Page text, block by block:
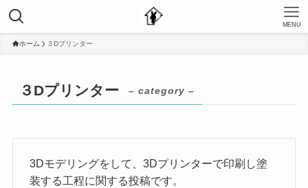
MENU
ホーム ３Dプリンター
３Dプリンター – category –
3Dモデリングをして、3Dプリンターで印刷し塗
装する工程に関する投稿です。